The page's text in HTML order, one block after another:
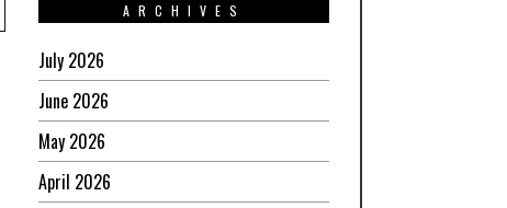
ARCHIVES
July 2026
June 2026
May 2026
April 2026